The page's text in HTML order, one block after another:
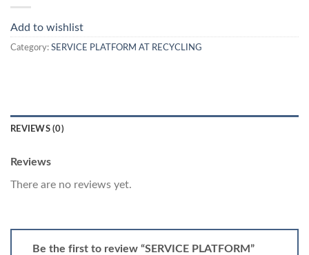
Add to wishlist
Category: SERVICE PLATFORM AT RECYCLING
REVIEWS (0)
Reviews
There are no reviews yet.
Be the first to review “SERVICE PLATFORM”